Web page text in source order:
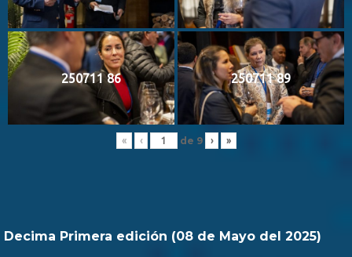
250711 86 250711 89
« ‹ de 9 › »
Decima Primera edición (08 de Mayo del 2025)